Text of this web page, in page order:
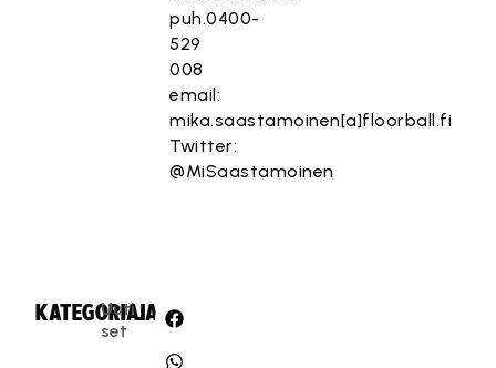
puh.0400-
529
008
email:
mika.saastamoinen[a]floorball.fi
Twitter:
@MiSaastamoinen
KATEGORIA:
Uuti
set
JAA: